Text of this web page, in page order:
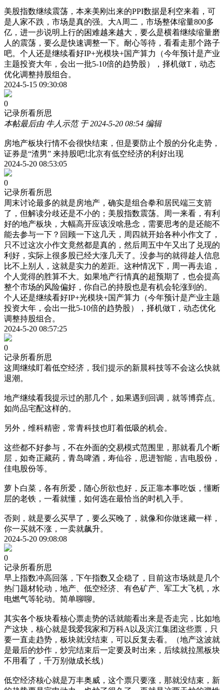
美股指数继续震荡，本来美刚出来的PPI数据是利空来着，可
是人家不跌，市场是真的强。大A周二，市场整体缩量800多
亿，进一步说明上行的困难越来越大，要么是横着继续缩量磨
人的震荡，要么是快速调整一下。耐心等待，看看走那个路子
吧。个人还是继续看好IP+光模块+国产算力（今年预计是产业
主题投资大年，会出一批5-10倍的趋势股），择机做T，动态
优化调整持股组合。
2024-5-15 09:30:08
0
记录所看所思
本帖最后由 牛人示范 于 2024-5-20 08:54 编辑
房地产板块行情不会很快结束，但是要防止个股的分化走势，
证券是“渣男” 来持股吧!北京有低空经济的利好出现
2024-5-20 08:53:05
0
记录所看所思
周末讨论最多的就是房地产，确实是组合拳和居民端三支箭
了，但解读分歧还是不小的；美股指数震荡。周一来看，有利
好的地产板块，大幅高开应该没啥悬念，需要思考的是还能不
能去参与一下？回顾一下这几天，周四就开始各种小作文了，
只不过这次小作文竟然都是真的，然后周五中午又出了兑现的
利好，实际上很多股已经大涨几天了。没参与的就得趁人信息
比不上别人，这就是实力的差距。这种情况下，周一再去追，
个人觉得的胜算不大。如果地产行情真的超预期了，也会提高
整个市场的风险偏好，你自己的持股也是有机会轮涨到的。
个人还是继续看好IP+光模块+国产算力（今年预计是产业主题
投资大年，会出一批5-10倍的趋势股），择机做T，动态优化
调整持股组合。
2024-5-20 08:57:25
0
记录所看所思
这周继续盯着低空经济，我们提示的新晨科技等不会这么快就
退潮。
地产继续看我提示过的那几个，如果遇到回调，就等博弈点。
如尚品宅配这样的。
另外，维科精密，常青科技也盯着低吸的机会。
这些都不好参与，不在外面的交易模式范围里，那就看几个断
层，如奇正藏药，青岛啤酒，寿仙谷，思进智能，吉电股份，
佳电股份等。
萝卜白菜，各有所爱，随心所欲也好，反正靠本事吃饭，懂断
层的老铁，一看就懂，如何选在最恰当的时机入手。
否则，就是要么买早了，要么买晚了，就像和你做迷藏一样，
你一买就不涨，一卖就飙升。
2024-5-20 09:08:08
0
记录所看所思
早上指数冲高回落，下午指数又企稳了，目前这市场就是几个
热门题材轮动，地产、低空经济、有色矿产、军工大飞机，水
电燃气等轮动。简单聊聊。
其实各个板块看核心票走势的话就能看出来是否走完，比如地
产这块，核心就是我爱我家和万科A以及滨江集团这些票，只
要一直走趋势，板块就没结束，可以反复去看。（地产这波就
是最后的炒作，炒完结束后一定要及时出来，后续就拉黑板块
不用看了，千万别做成长线）
低空经济核心就是万丰奥威，这个票只要涨，那就没结束，新